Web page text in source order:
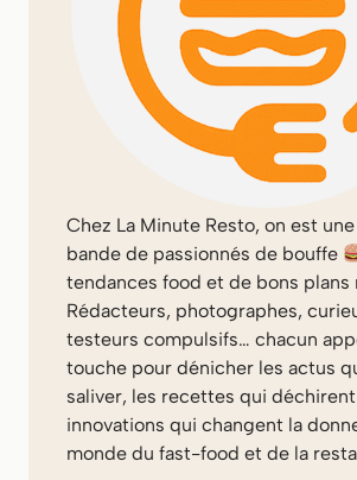
Chez La Minute Resto, on est
bande de passionnés de bouffe
tendances food et de bons plans
Rédacteurs, photographes,
testeurs compulsifs… chacun
touche pour dénicher les actus
saliver, les recettes qui
innovations qui changent la
monde du fast-food et de la